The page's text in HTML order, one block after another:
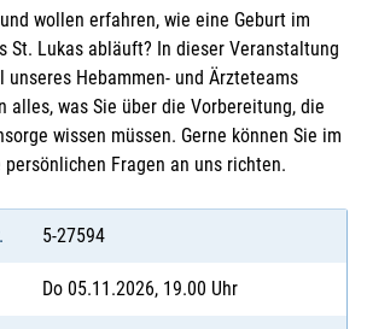
wollen erfahren, wie eine Geburt im
St. Lukas abläuft? In dieser Veranstaltung
unseres Hebammen- und Ärzteteams
alles, was Sie über die Vorbereitung, die
wissen müssen. Gerne können Sie im
Fragen an uns richten.
5-27594
Do 05.11.2026, 19.00 Uhr